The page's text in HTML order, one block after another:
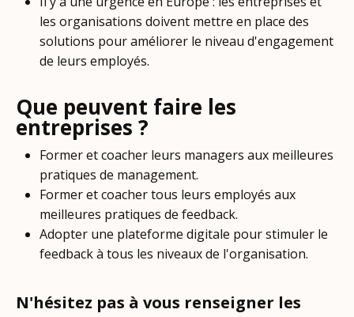
les organisations doivent mettre en place des
solutions pour améliorer le niveau d'engagement
de leurs employés.
Que peuvent faire les
entreprises ?
Former et coacher leurs managers aux meilleures
pratiques de management.
Former et coacher tous leurs employés aux
meilleures pratiques de feedback.
Adopter une plateforme digitale pour stimuler le
feedback à tous les niveaux de l'organisation.
N'hésitez pas à vous renseigner les